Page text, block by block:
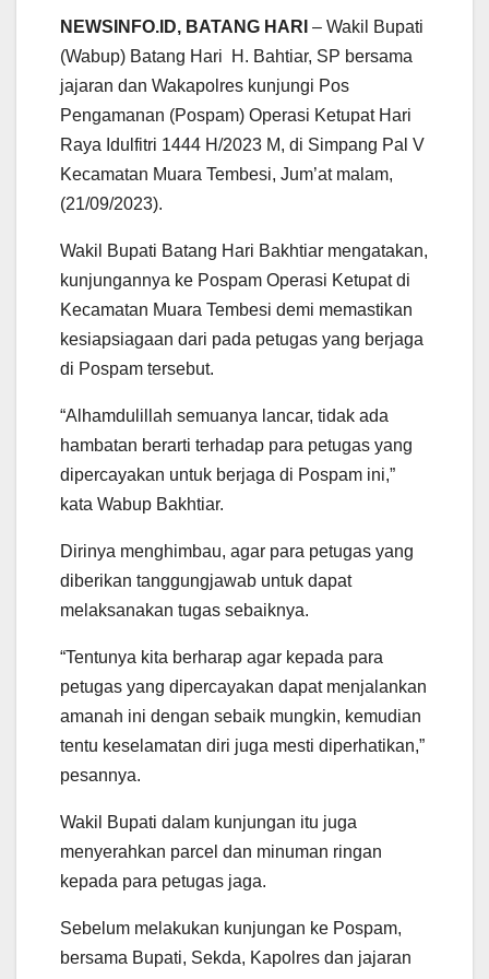
a
t
A
p
p
c
e
b
o
o
k
i
t
e
r
a
l
e
r
a
m
a
r
NEWSINFO.ID, BATANG HARI – Wakil Bupati
(Wabup) Batang Hari H. Bahtiar, SP bersama
jajaran dan Wakapolres kunjungi Pos
Pengamanan (Pospam) Operasi Ketupat Hari
Raya Idulfitri 1444 H/2023 M, di Simpang Pal V
Kecamatan Muara Tembesi, Jum’at malam,
(21/09/2023).
Wakil Bupati Batang Hari Bakhtiar mengatakan,
kunjungannya ke Pospam Operasi Ketupat di
Kecamatan Muara Tembesi demi memastikan
kesiapsiagaan dari pada petugas yang berjaga
di Pospam tersebut.
“Alhamdulillah semuanya lancar, tidak ada
hambatan berarti terhadap para petugas yang
dipercayakan untuk berjaga di Pospam ini,”
kata Wabup Bakhtiar.
Dirinya menghimbau, agar para petugas yang
diberikan tanggungjawab untuk dapat
melaksanakan tugas sebaiknya.
“Tentunya kita berharap agar kepada para
petugas yang dipercayakan dapat menjalankan
amanah ini dengan sebaik mungkin, kemudian
tentu keselamatan diri juga mesti diperhatikan,”
pesannya.
Wakil Bupati dalam kunjungan itu juga
menyerahkan parcel dan minuman ringan
kepada para petugas jaga.
Sebelum melakukan kunjungan ke Pospam,
bersama Bupati, Sekda, Kapolres dan jajaran